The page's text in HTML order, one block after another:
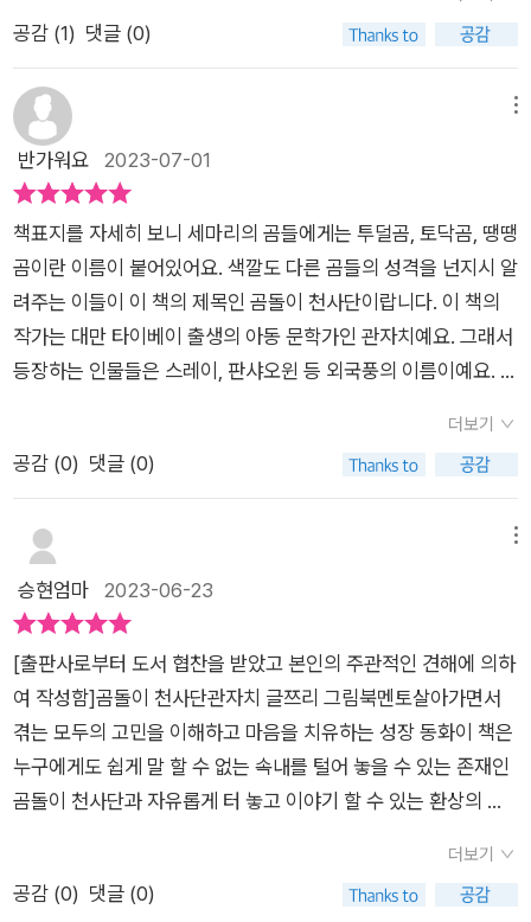
도 그런 곰돌이 중의 하나가 되어주어야지, 다짐하게 되기도 했
다. 초등학교 1학년 여아의 기준 이 책을 읽는 데 4일가량이 걸렸
다. 다른 책과 병행하기도 했고, 다른 놀이와 병행하기도 하다 보
니 꽤 오래 걸렸는데, 그 기간에 앞의 내용을 전혀 잊지 않을 만
큼 아이에게 인상적인 스토리였던 듯하다. 우리 아이처럼 문고본
을 시작하는 아이들에게 큰 도움이 될 수 있는 책이다.
괜찮으니까 안심해.”《곰돌이 천사단》은 성장기를 뚫고 한 발 나
고 응원과 따뜻한 격려, 담담하고 부드러운 위로로 어루만져 주는
마음치유 동화다. 이 책은 누구에게도 쉽게 말할 수 없는 속내를
털어놓을 수 있는 존재인 ‘곰돌이 천사단’과, 자유롭게 터놓고 이
야기할 수 있는 ‘환상의 공간’이라는 설정을 통해 아이들이 지금
겪고 있는 걱정과 고민을 스스로 마주할 수 있게 돕는다. 다툼에
대한 공포, 갖고 싶은 게 있지만 가질 수 없는 속상함, 사랑하는
이들이 힘들어하는 모습을 지켜봐야 하는 괴로움, 상실이 초래할
슬픔과 두려움, 사랑받고 싶고 미움받고 싶지 않은 마음들까지,
살면서 누구나 겪는 이런 고민의 모습들은 아이들이라고 해서 어
로를 받고 싶을 때도 있습니다.이 책은 어른들에게도 큰 위로를
주는 느낌이에요.어른이나, 아이나누구나 스트레스를 받을 수 있
는데,스스로 해결할 수 있도록 마음을 다잡는 것도 이 책이 도움
이 됩니다.일단 객관적으로 해결이 목적이 아닌, 그저 마음의 위
로를 받을 수 있다는 점이 참 좋은 것 같아요.이런 아이들에게 최
고의 친구가 되어 주는 곰돌이 천사단의 역할은 문제 상황 자체를
의 스트레스를 아이들이 스스로 ‘해소’할 수 있게 돕는 일이다. 곰
돌이 천사단은 지금 벌어지고 있는 상황과 오지 않은 미래에 대해
걱정하고 불안해하는 아이들을 다독이며 이야기한다. “우리는 오
직 자기 일에만 최선을 다할 수 있다는 거야. 지금 걱정하는 일은
어쩌면 영원히 일어나지 않을 수 있고, 만약 정말 일어나더라도
우리가 그걸 막을 수는 없어. 단지 닥친 상황에 따라 대처할 뿐이
지.”​위로받으면서 치유하고, 위로하면서 성장한다.여러 나라에서
아이들의 이야기를 들어주고 공감해주며 포옹해주는 어른들이
있다면 힘든 상황의 마음에서 잘 극복하고 한층 더 성숙할 수 있
는 계기가 됩니다.'곰돌이 천사단' 이라는 이 책은 이런 고민과 어
려움이 있는 아이들을 위로하고 안아주며 응원해주는 따뜻한 동
화예요.귀엽게 생긴 커다란 곰인형 투덜곰, 토닥곰, 땡땡곰 그리
고 선녀 샤오탕 이렇게 곰돌이 천사단이 고민과 상처를 가진 아이
와주는 이야기입니다.​학교의 탕선생님이 운영하는 상담실에는
특별한 공간이 있어요. 거기에는 커다란 곰인형 3마리가 있지요.
자신을 사랑해 주는 할아버지와 엄마를 잃고 할머니와 살면서 지
내는 스레이라는 아이가 담임 선생님 일로 상담실에 찾아오면서
이야기가 시작 되어요.스레이는 항상 엄마가 교통사고로 돌아가
신 게 자신 때문이라고 생각하며 마음의 빗장을 닫고 사는 조용한
아이였어요.그런데 상담실의 곰돌이 인형들을 꿈을 통해 만나게
그런 게 아니었어!''그래, 나도 알아..... 이리 와, 안아 줄게' '그날
밤 엄마가 교통사고를 당할 줄 알았다면, 나도 젤리를 먹고 싶다
고 조르지 않았을 거야!'​곰돌이 천사단을 만나 스레이는 그동안
한번도 꺼내지 못한 말을 하고 또 곰돌이가 스레이를 끌어안으며
이야기하는 내용이 가장 기억이 나는 부분이었어요. 그 밖에도 부
모님의 다툼 때문에 이혼을 하지 않을까 하는 공포, 갖고 싶은 것
이 있지만 가질 수 없는 속상한 마음, 사랑하는 사람들이 힘들어
하는 모습을 지켜봐야 하는 괴로움, 상실에 대한 슬픔, 미움 받을
까 사랑해 주지 않을까 하는 두려움 등 이러한 고민을 가진 아이
이들이 스스로 해소 할 수 있게 도와주는 일을 했어요. ​처음 맞닥
뜨리는 상황들과 감정 속에 두렵고 불안한 마음을 가지 아이들을
공감 (1) 댓글 (0)
반가워요 2023-07-01
책표지를 자세히 보니 세마리의 곰들에게는 투덜곰, 토닥곰, 땡땡
곰이란 이름이 붙어있어요. 색깔도 다른 곰들의 성격을 넌지시 알
려주는 이들이 이 책의 제목인 곰돌이 천사단이랍니다. 이 책의
작가는 대만 타이베이 출생의 아동 문학가인 관자치예요. 그래서
등장하는 인물들은 스레이, 판샤오윈 등 외국풍의 이름이예요. 저
었다고 해요.초등학교 4학년인 스레이는 할머니와 살고있어요.
여러해 동안 혼자 아침밥을 먹었다는 스레이의 말에서 쓸쓸함이
느껴졌어요. 그러면서 할아버지가 살아계셨을 때는 함께 아침밥
을 먹었다고 이야기해요. 할아버지는 스레이가 식탁에 앉을 때까
지 기다려주고 손자에게 탱탱하고 뜨끈한 면을 먹이려고 했다는
부분에서 손자를 사랑하는 할아버지의 세심한 행동에 마음이 따
가 병으로 돌아가셔서 이별을 해요. 스레이가 이별의 슬픔을 잠재
우기도 전에 이번에는 엄마마저 갑작스레 세상을 떠나요. 엄마의
죽음이 자신의 탓이라고 생각하는 스레이가 감당해야할 이별의
아픔이 얼마나 큰지 가늠이 되지 않았어요. 짧은 시간에 사랑하는
할아버지와 엄마를 잃은 스레이는 더 조용한 아이가 되었고 마음
한구석에 슬픔을 지닌채 학교생활을 이어나가는 모습이 안타까
웠어요. 9월의 어느날 학교 상담실에 탕 선생님이라는 젊은 분이
더보기
공감 (0) 댓글 (0)
승현엄마 2023-06-23
[출판사로부터 도서 협찬을 받았고 본인의 주관적인 견해에 의하
여 작성함]​곰돌이 천사단​관자치 글​쯔리 그림​북멘토​​살아가면서
겪는 모두의 고민을 이해하고 마음을 치유하는 성장 동화​이 책은
누구에게도 쉽게 말 할 수 없는 속내를 털어 놓을 수 있는 존재인​
곰돌이 천사단과 자유롭게 터 놓고 이야기 할 수 있는 ​환상의 공
니다.​위로 받으면서 치유하고 위로하면서 성장할 수 있습니다.​주
인공 스레이는 사랑하는 사람들을 떠나보내고 할머니와 ​단둘이
더보기
공감 (0) 댓글 (0)